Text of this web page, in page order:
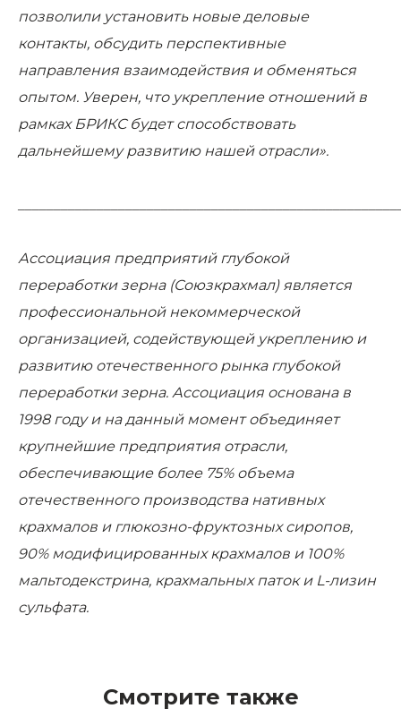
позволили установить новые деловые
контакты, обсудить перспективные
направления взаимодействия и обменяться
опытом. Уверен, что укрепление отношений в
рамках БРИКС будет способствовать
дальнейшему развитию нашей отрасли».
Ассоциация предприятий глубокой
переработки зерна (Союзкрахмал) является
профессиональной некоммерческой
организацией, содействующей укреплению и
развитию отечественного рынка глубокой
переработки зерна. Ассоциация основана в
1998 году и на данный момент объединяет
крупнейшие предприятия отрасли,
обеспечивающие более 75% объема
отечественного производства нативных
крахмалов и глюкозно-фруктозных сиропов,
90% модифицированных крахмалов и 100%
мальтодекстрина, крахмальных паток и L-лизин
сульфата.
Смотрите также